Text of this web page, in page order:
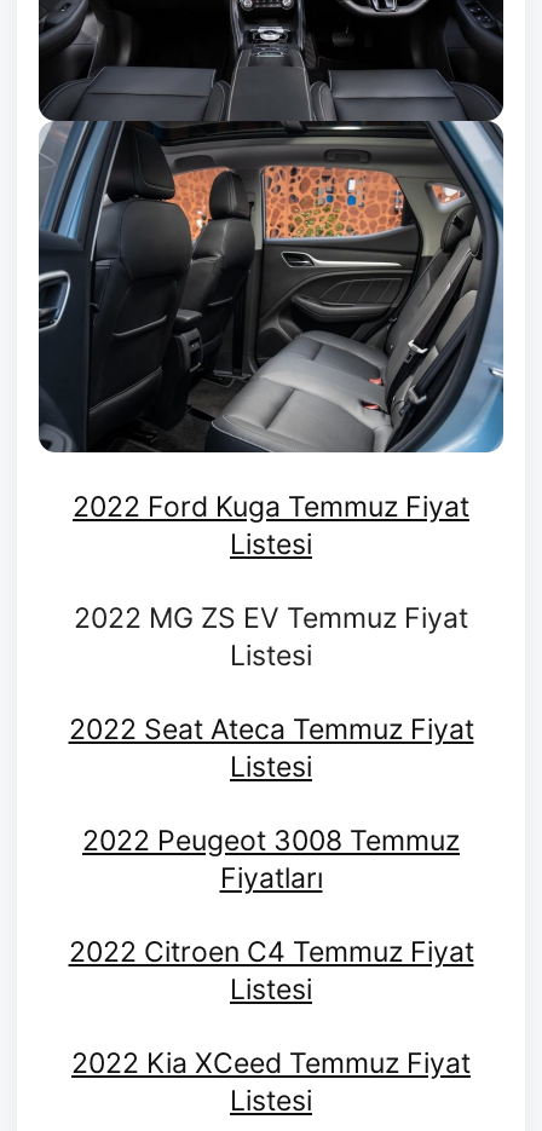
2022 Ford Kuga Temmuz Fiyat
Listesi
2022 MG ZS EV Temmuz Fiyat
Listesi
2022 Seat Ateca Temmuz Fiyat
Listesi
2022 Peugeot 3008 Temmuz
Fiyatları
2022 Citroen C4 Temmuz Fiyat
Listesi
2022 Kia XCeed Temmuz Fiyat
Listesi